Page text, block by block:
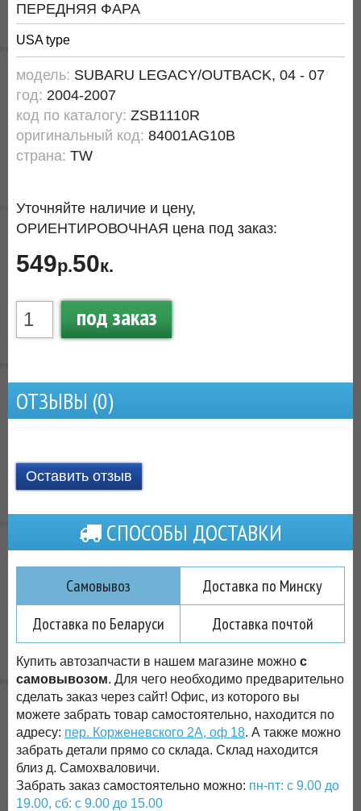
ПЕРЕДНЯЯ ФАРА
USA type
модель: SUBARU LEGACY/OUTBACK, 04 - 07
год: 2004-2007
код по каталогу: ZSB1110R
оригинальный код: 84001AG10B
страна: TW
Уточняйте наличие и цену,
ОРИЕНТИРОВОЧНАЯ цена под заказ:
549р.50к.
под заказ
ОТЗЫВЫ (0)
Оставить отзыв
СПОСОБЫ ДОСТАВКИ
Самовывоз
Доставка по Минску
Доставка по Беларуси
Доставка почтой
Купить автозапчасти в нашем магазине можно с
самовывозом. Для чего необходимо предварительно
сделать заказ через сайт! Офис, из которого вы
можете забрать товар самостоятельно, находится по
адресу: пер. Корженевского 2А, оф 18. А также можно
забрать детали прямо со склада. Склад находится
близ д. Самохваловичи.
Забрать заказ самостоятельно можно: пн-пт: с 9.00 до
19.00, сб: с 9.00 до 15.00